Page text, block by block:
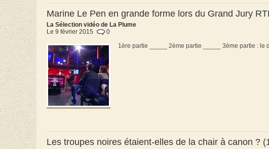
Marine Le Pen en grande forme lors du Grand Jury
La Sélection vidéo de La Plume
Le 9 février 2015
0
1ère partie _____ 2ème partie _____ 3ème partie : le
Les troupes noires étaient-elles de la chair à canon ?